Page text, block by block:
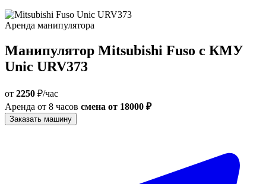
Аренда манипулятора
Манипулятор Mitsubishi Fuso с КМУ
Unic URV373
от 2250 ₽/час
Аренда от 8 часов смена от 18000 ₽
Заказать машину